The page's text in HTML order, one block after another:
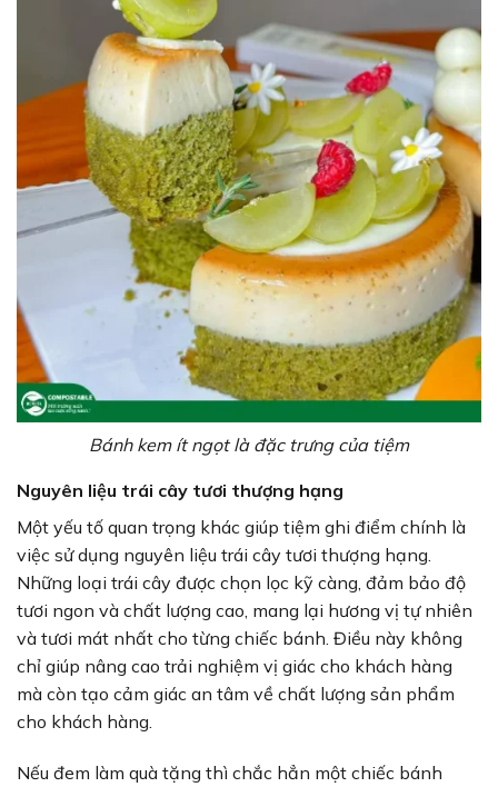
Bánh kem ít ngọt là đặc trưng của tiệm
Nguyên liệu trái cây tươi thượng hạng
Một yếu tố quan trọng khác giúp tiệm ghi điểm chính là
việc sử dụng nguyên liệu trái cây tươi thượng hạng.
Những loại trái cây được chọn lọc kỹ càng, đảm bảo độ
tươi ngon và chất lượng cao, mang lại hương vị tự nhiên
và tươi mát nhất cho từng chiếc bánh. Điều này không
chỉ giúp nâng cao trải nghiệm vị giác cho khách hàng
mà còn tạo cảm giác an tâm về chất lượng sản phẩm
cho khách hàng.
Nếu đem làm quà tặng thì chắc hẳn một chiếc bánh